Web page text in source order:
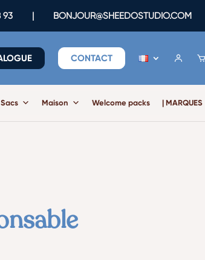
93 | BONJOUR@SHEEDOSTUDIO.COM
CONTACT
Sacs Maison Welcome packs | MARQUES